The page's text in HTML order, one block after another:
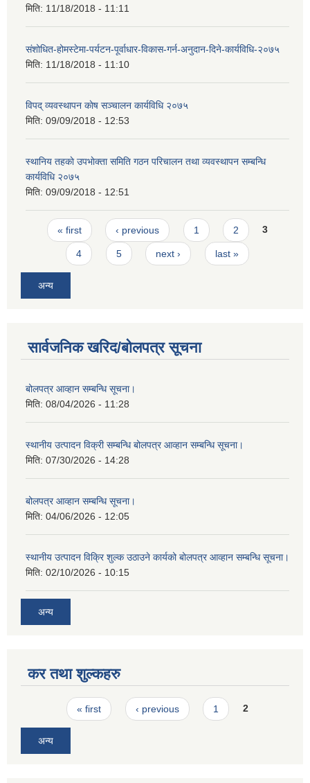
मिति: 11/18/2018 - 11:11
संशोधित-होमस्टेमा-पर्यटन-पूर्वाधार-विकास-गर्न-अनुदान-दिने-कार्यविधि-२०७५
मिति: 11/18/2018 - 11:10
विपद् व्यवस्थापन काेष सञ्चालन कार्यविधि २०७५
मिति: 09/09/2018 - 12:53
स्थानिय तहकाे उपभाेक्ता समिति गठन परिचालन तथा व्यवस्थापन सम्बन्धि
कार्यविधि २०७५
मिति: 09/09/2018 - 12:51
Pages
« first ‹ previous 1 2 3
4 5 next › last »
अन्य
सार्वजनिक खरिद/बोलपत्र सूचना
बोलपत्र आव्हान सम्बन्धि सूचना।
मिति: 08/04/2026 - 11:28
स्थानीय उत्पादन विक्री सम्बन्धि बोलपत्र आव्हान सम्बन्धि सूचना।
मिति: 07/30/2026 - 14:28
बोलपत्र आव्हान सम्बन्धि सूचना।
मिति: 04/06/2026 - 12:05
स्थानीय उत्पादन विक्रि शुल्क उठाउने कार्यको बोलपत्र आव्हान सम्बन्धि सूचना।
मिति: 02/10/2026 - 10:15
अन्य
कर तथा शुल्कहरु
Pages« first ‹ previous 1 2
अन्य